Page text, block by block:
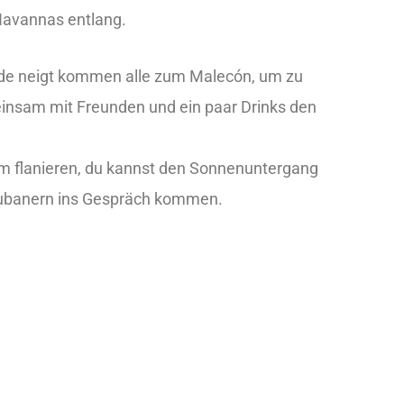
entlang.
neigt kommen alle zum Malecón, um zu
mit Freunden und ein paar Drinks den
flanieren, du kannst den Sonnenuntergang
ins Gespräch kommen.